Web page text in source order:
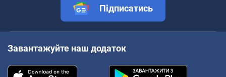
Підписатись
Завантажуйте наш додаток